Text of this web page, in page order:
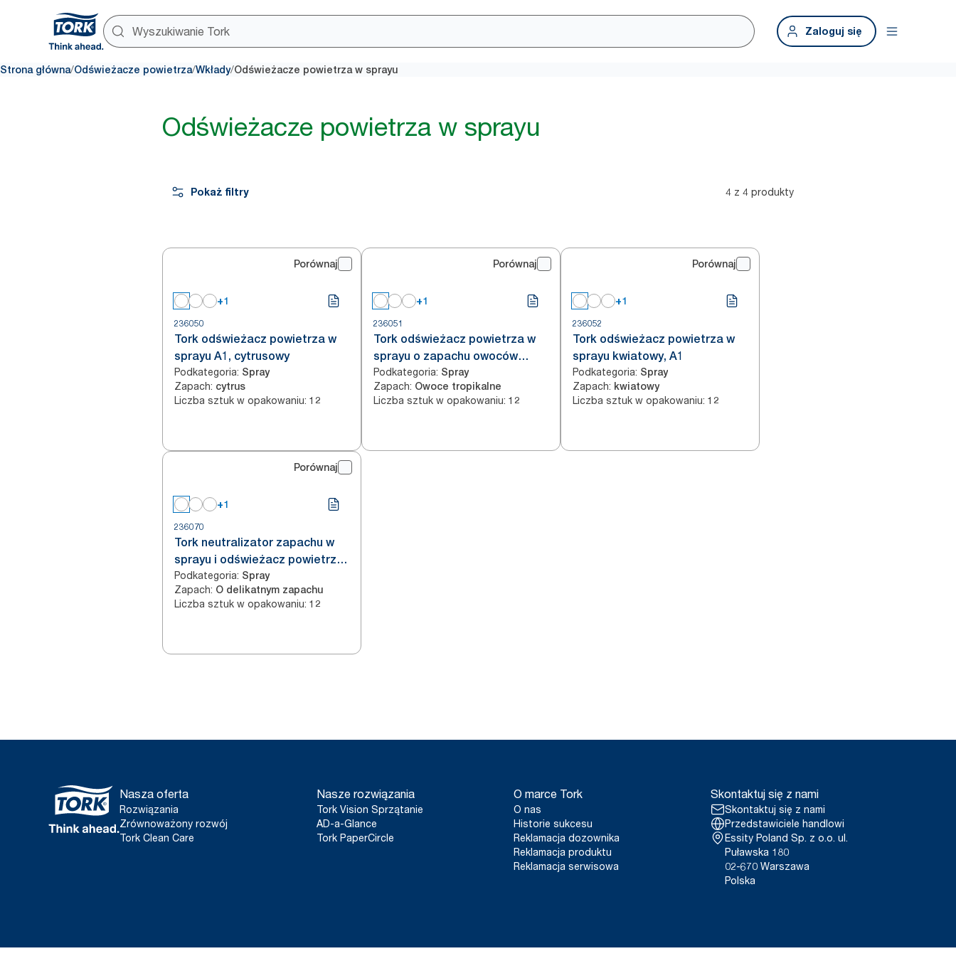
Zaloguj się
Strona główna/Odświeżacze powietrza/Wkłady/Odświeżacze powietrza w sprayu
Odświeżacze powietrza w sprayu
Pokaż filtry 4 z 4 produkty
Porównaj
+1
236050
Tork odświeżacz powietrza w
sprayu A1, cytrusowy
Podkategoria: Spray
Zapach: cytrus
Liczba sztuk w opakowaniu: 12
Porównaj
+1
236051
Tork odświeżacz powietrza w
sprayu o zapachu owoców
tropikalnych, A1
Podkategoria: Spray
Zapach: Owoce tropikalne
Liczba sztuk w opakowaniu: 12
Porównaj
+1
236052
Tork odświeżacz powietrza w
sprayu kwiatowy, A1
Podkategoria: Spray
Zapach: kwiatowy
Liczba sztuk w opakowaniu: 12
Porównaj
+1
236070
Tork neutralizator zapachu w
sprayu i odświeżacz powietrza,
przezroczysty, A1
Podkategoria: Spray
Zapach: O delikatnym zapachu
Liczba sztuk w opakowaniu: 12
Nasza oferta
Rozwiązania
Zrównoważony rozwój
Tork Clean Care
Nasze rozwiązania
Tork Vision Sprzątanie
AD-a-Glance
Tork PaperCircle
O marce Tork
O nas
Historie sukcesu
Reklamacja dozownika
Reklamacja produktu
Reklamacja serwisowa
Skontaktuj się z nami
Skontaktuj się z nami
Przedstawiciele handlowi
Essity Poland Sp. z o.o. ul.
Puławska 180
02-670 Warszawa
Polska